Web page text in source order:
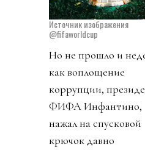
Источник изображения
@fifaworldcup
Но не прошло и
как воплощение
коррупции,
ФИФА Инфантино,
нажал на спусковой
крючок давно